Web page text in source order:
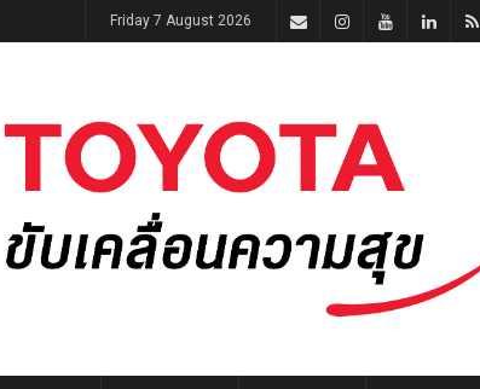
Friday 7 August 2026